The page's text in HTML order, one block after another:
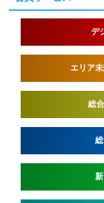
デ
エリア
総